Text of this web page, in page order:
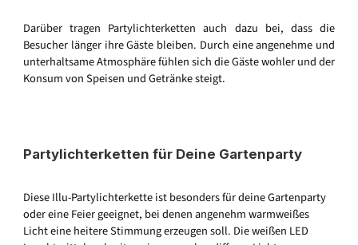
Darüber tragen Partylichterketten auch dazu bei, dass die
Besucher länger ihre Gäste bleiben. Durch eine angenehme und
unterhaltsame Atmosphäre fühlen sich die Gäste wohler und der
Konsum von Speisen und Getränke steigt.
Partylichterketten für Deine Gartenparty
Diese Illu-Partylichterkette ist besonders für deine Gartenparty
oder eine Feier geeignet, bei denen angenehm warmweißes
Licht eine heitere Stimmung erzeugen soll. Die weißen LED